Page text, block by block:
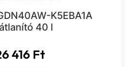
K5EBA1A
40 l
416 Ft